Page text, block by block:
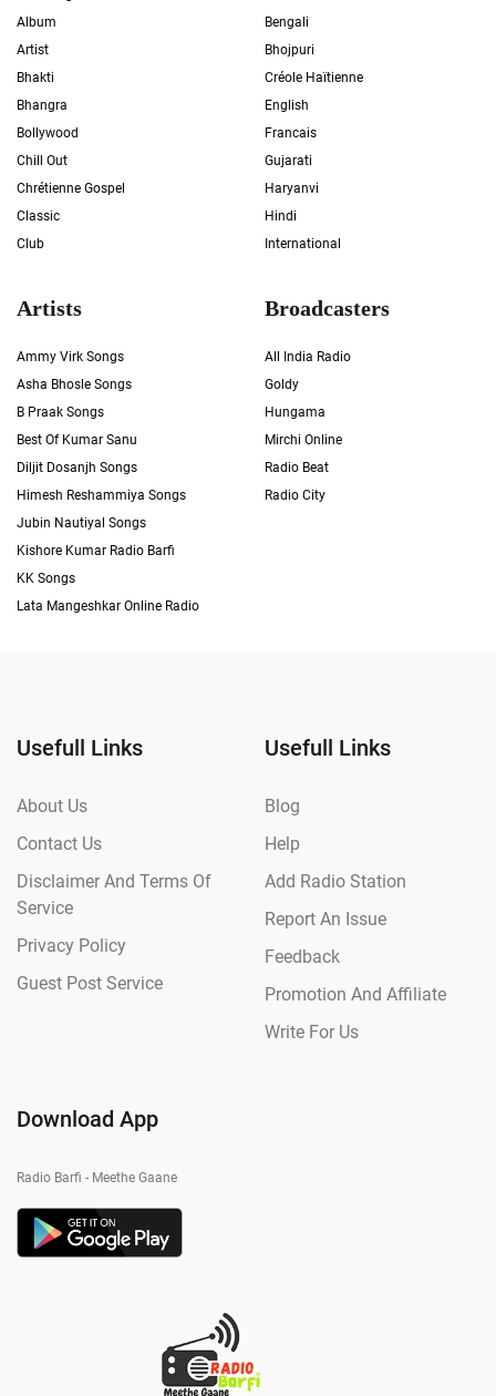
Album
Artist
Bhakti
Bhangra
Bollywood
Chill Out
Chrétienne Gospel
Classic
Club
Bengali
Bhojpuri
Créole Haïtienne
English
Francais
Gujarati
Haryanvi
Hindi
International
Artists
Ammy Virk Songs
Asha Bhosle Songs
B Praak Songs
Best Of Kumar Sanu
Diljit Dosanjh Songs
Himesh Reshammiya Songs
Jubin Nautiyal Songs
Kishore Kumar Radio Barfi
KK Songs
Lata Mangeshkar Online Radio
Broadcasters
All India Radio
Goldy
Hungama
Mirchi Online
Radio Beat
Radio City
Usefull Links
About Us
Contact Us
Disclaimer And Terms Of
Service
Privacy Policy
Guest Post Service
Usefull Links
Blog
Help
Add Radio Station
Report An Issue
Feedback
Promotion And Affiliate
Write For Us
Download App
Radio Barfi - Meethe Gaane